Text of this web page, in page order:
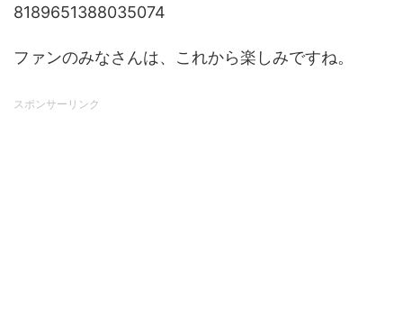
8189651388035074
ファンのみなさんは、これから楽しみですね。
スポンサーリンク